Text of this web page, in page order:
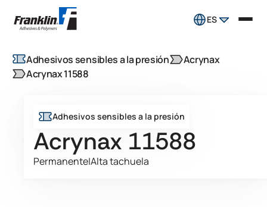
ES
Adhesivos sensibles a la presión
Acrynax
Acrynax 11588
Adhesivos sensibles a la presión
Acrynax 11588
Permanente|Alta tachuela